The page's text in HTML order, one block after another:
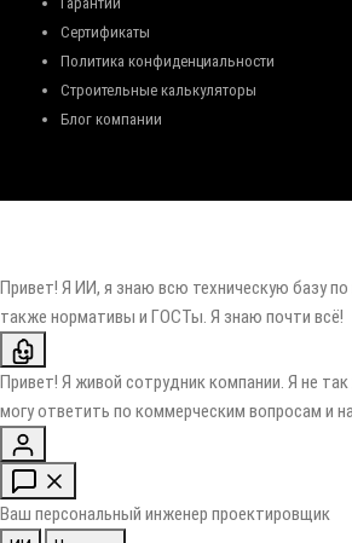
Сертификаты
Политика конфиденциальности
Строительные калькуляторы
Блог компании
Привет! Я ИИ, я знаю всю техническую базу по
также нормативы и ГОСТы. Я знаю почти всё!
Привет! Я живой сотрудник компании. Я не
могу ответить по коммерческим вопросам и
Ваш персональный инженер проектировщик